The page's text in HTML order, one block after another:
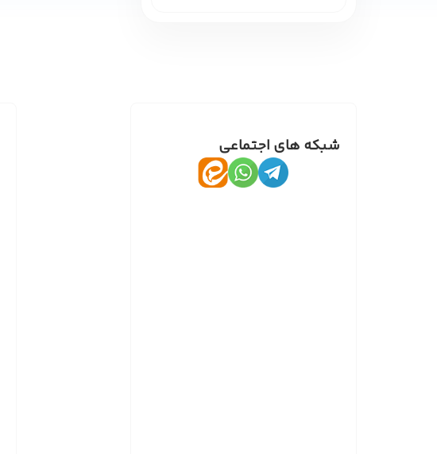
شبکه های اجتماعی